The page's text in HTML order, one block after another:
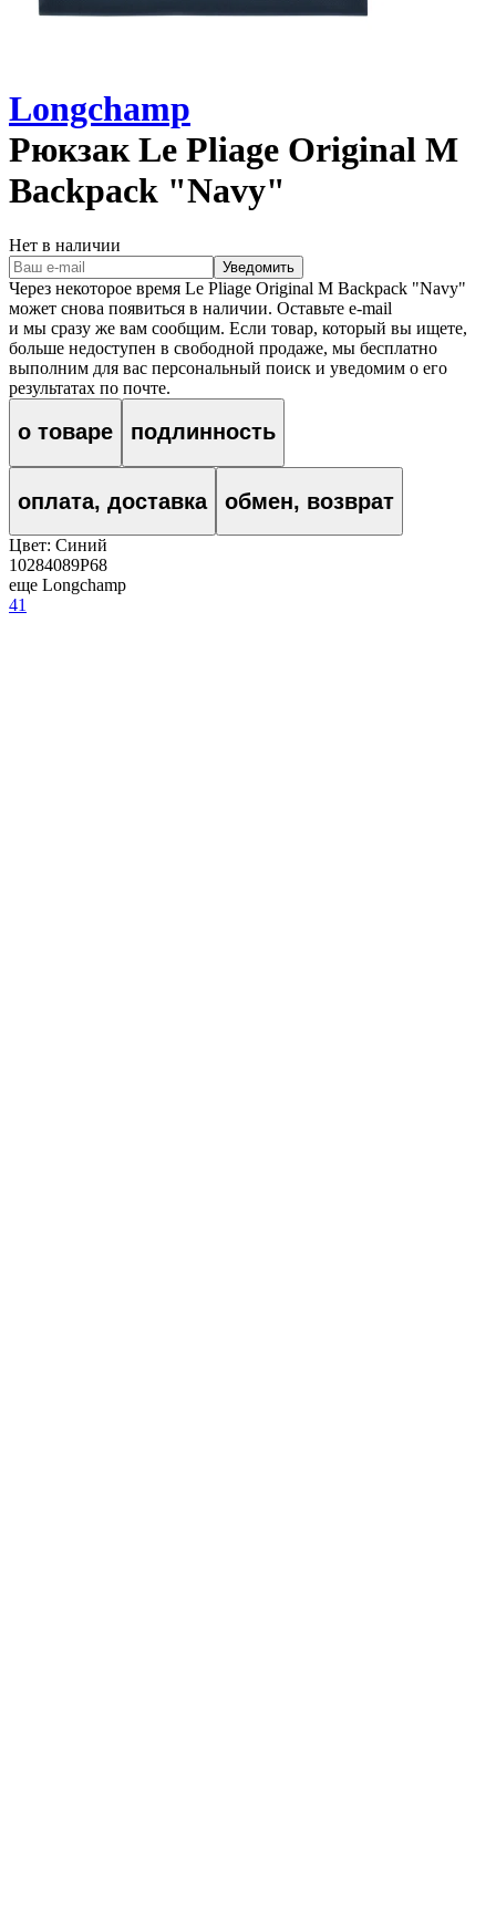
Longchamp
Рюкзак Le Pliage Original M
Backpack "Navy"
Нет в наличии
Уведомить
Через некоторое время Le Pliage Original M Backpack "Navy"
может снова появиться в наличии. Оставьте e‑mail
и мы сразу же вам сообщим. Если товар, который вы ищете,
больше недоступен в свободной продаже, мы бесплатно
выполним для вас персональный поиск и уведомим о его
результатах по почте.
о товаре подлинность
оплата, доставка обмен, возврат
Цвет: Синий
10284089P68
еще Longchamp
41